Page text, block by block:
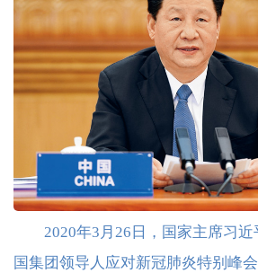
2020年3月26日，国家主席习
国集团领导人应对新冠肺炎特别峰